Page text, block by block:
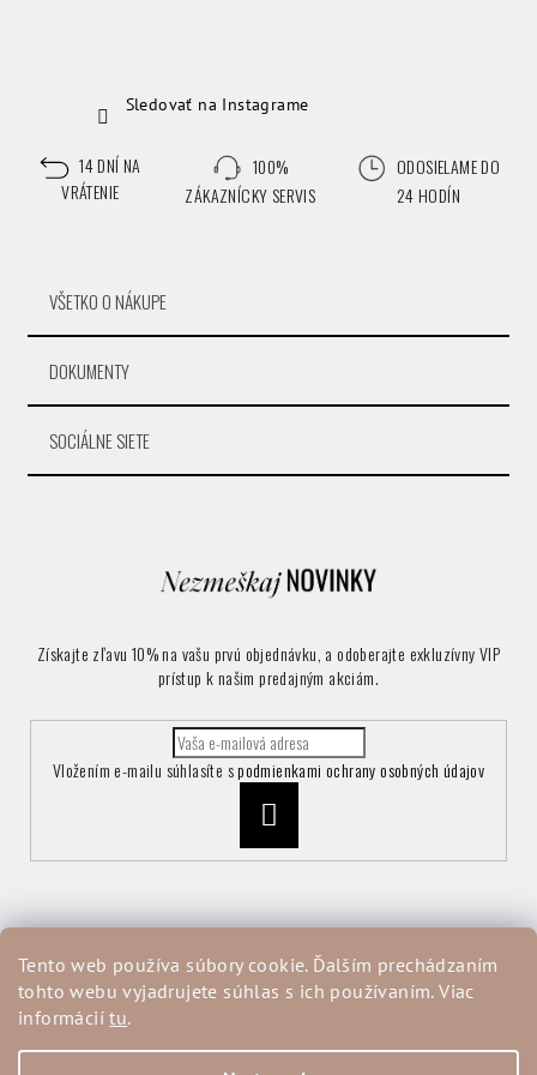
Tento web používa súbory cookie. Ďalším prechádzaním
tohto webu vyjadrujete súhlas s ich používaním. Viac
informáciítu.
Sledovať na Instagrame
14 DNÍ NA
VRÁTENIE
100%
ZÁKAZNÍCKY SERVIS
ODOSIELAME DO
24 HODÍN
VŠETKO O NÁKUPE
DOKUMENTY
SOCIÁLNE SIETE
Získajte zľavu 10% na vašu prvú objednávku, a odoberajte exkluzívny VIP
prístup k našim predajným akciám.
Vložením e-mailu súhlasíte spodmienkami ochrany osobných údajov
Vrátenie a reklamácia tovaru
Obchodné podmienky
Podmienky ochrany osobných údajov